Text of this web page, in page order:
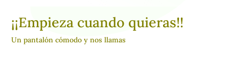
¡¡Empieza cuando quieras!!
Un pantalón cómodo y nos llamas